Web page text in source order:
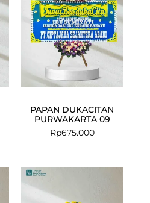
PAPAN DUKACITAN
PURWAKARTA 09
Rp675.000